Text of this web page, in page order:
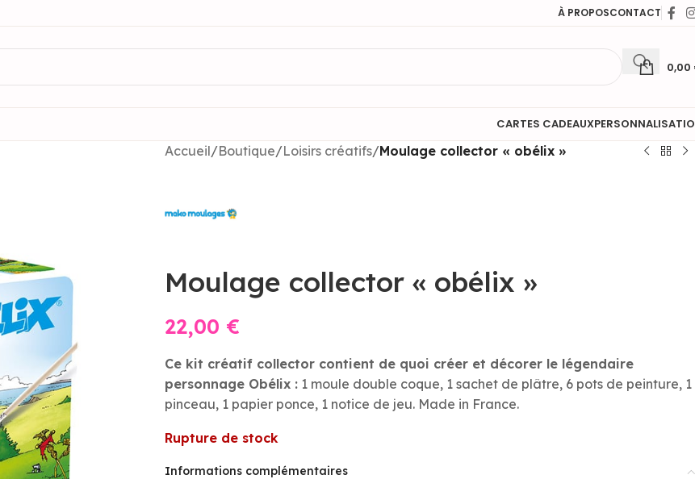
À PROPOSCONTACT
0,00
CARTES CADEAUX
Accueil/Boutique/Loisirs créatifs/Moulage collector « obélix »
Moulage collector « obélix »
22,00 €
Ce kit créatif collector contient de quoi créer et décorer le légendaire
personnage Obélix : 1 moule double coque, 1 sachet de plâtre, 6 pots de peinture, 1
pinceau, 1 papier ponce, 1 notice de jeu. Made in France.
Rupture de stock
Informations complémentaires